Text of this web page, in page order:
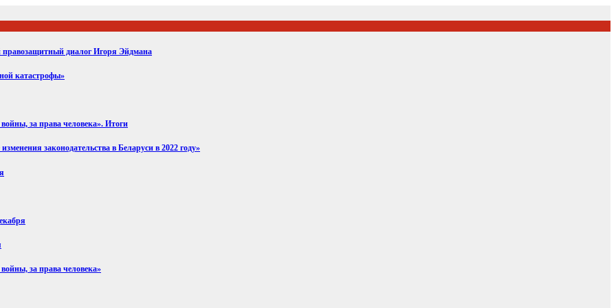
правозащитный диалог Игоря Эйдмана
катастрофы»
за права человека». Итоги
законодательства в Беларуси в 2022 году»
за права человека»